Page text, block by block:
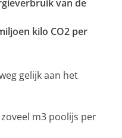
van de
kilo CO2 per
gelijk aan het
m3 poolijs per